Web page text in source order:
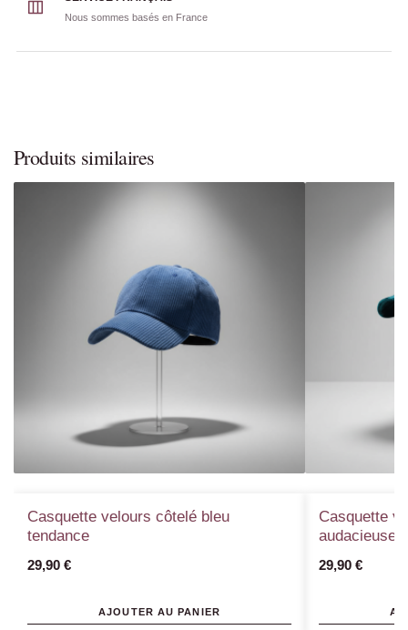
Nous sommes basés en France
Produits similaires
Casquette velours côtelé bleu
tendance
29,90 €
AJOUTER AU PANIER
Casquette
audacieuse
29,90 €